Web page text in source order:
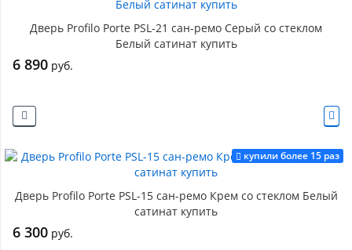
Дверь Profilo Porte PSL-21 сан-ремо Серый со стеклом
Белый сатинат купить
6 890 руб.
купили более 15 раз
Дверь Profilo Porte PSL-15 сан-ремо Крем со стеклом Белый
сатинат купить
6 300 руб.